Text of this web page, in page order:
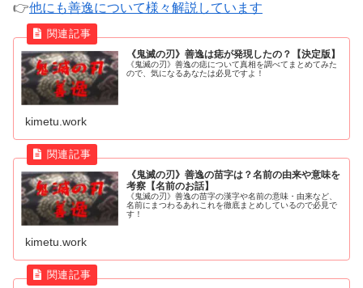
👉他にも善逸について様々解説しています
《鬼滅の刃》善逸は痣が発現したの？【決定版】
《鬼滅の刃》善逸の痣について真相を調べてまとめてみた
ので、気になるあなたは必見ですよ！
kimetu.work
《鬼滅の刃》善逸の苗字は？名前の由来や意味を
考察【名前のお話】
《鬼滅の刃》善逸の苗字の漢字や名前の意味・由来など、
名前にまつわるあれこれを徹底まとめしているので必見で
す！
kimetu.work